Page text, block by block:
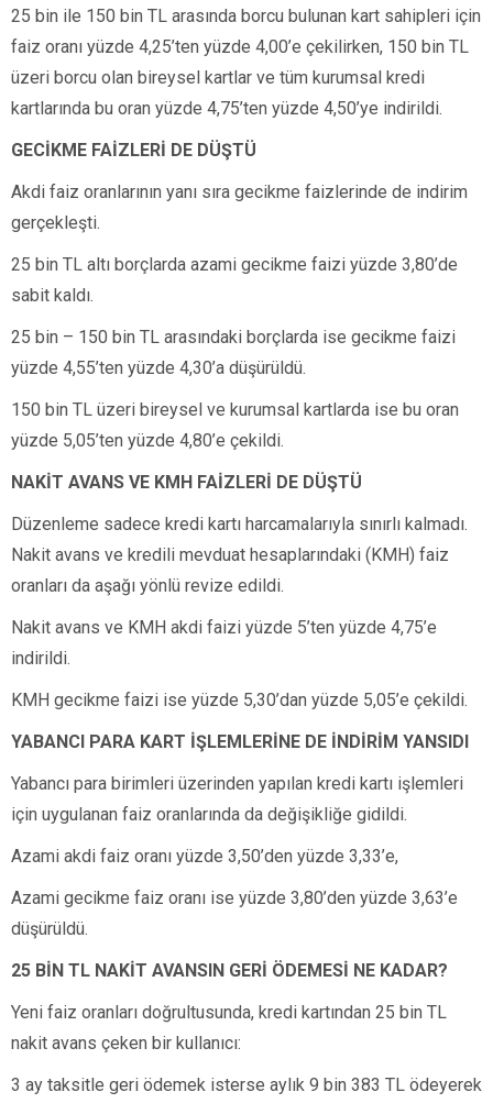
25 bin ile 150 bin TL arasında borcu bulunan kart sahipleri için
faiz oranı yüzde 4,25’ten yüzde 4,00’e çekilirken, 150 bin TL
üzeri borcu olan bireysel kartlar ve tüm kurumsal kredi
kartlarında bu oran yüzde 4,75’ten yüzde 4,50’ye indirildi.
GECİKME FAİZLERİ DE DÜŞTÜ
Akdi faiz oranlarının yanı sıra gecikme faizlerinde de indirim
gerçekleşti.
25 bin TL altı borçlarda azami gecikme faizi yüzde 3,80’de
sabit kaldı.
25 bin – 150 bin TL arasındaki borçlarda ise gecikme faizi
yüzde 4,55’ten yüzde 4,30’a düşürüldü.
150 bin TL üzeri bireysel ve kurumsal kartlarda ise bu oran
yüzde 5,05’ten yüzde 4,80’e çekildi.
NAKİT AVANS VE KMH FAİZLERİ DE DÜŞTÜ
Düzenleme sadece kredi kartı harcamalarıyla sınırlı kalmadı.
Nakit avans ve kredili mevduat hesaplarındaki (KMH) faiz
oranları da aşağı yönlü revize edildi.
Nakit avans ve KMH akdi faizi yüzde 5’ten yüzde 4,75’e
indirildi.
KMH gecikme faizi ise yüzde 5,30’dan yüzde 5,05’e çekildi.
YABANCI PARA KART İŞLEMLERİNE DE İNDİRİM YANSIDI
Yabancı para birimleri üzerinden yapılan kredi kartı işlemleri
için uygulanan faiz oranlarında da değişikliğe gidildi.
Azami akdi faiz oranı yüzde 3,50’den yüzde 3,33’e,
Azami gecikme faiz oranı ise yüzde 3,80’den yüzde 3,63’e
düşürüldü.
25 BİN TL NAKİT AVANSIN GERİ ÖDEMESİ NE KADAR?
Yeni faiz oranları doğrultusunda, kredi kartından 25 bin TL
nakit avans çeken bir kullanıcı:
3 ay taksitle geri ödemek isterse aylık 9 bin 383 TL ödeyerek